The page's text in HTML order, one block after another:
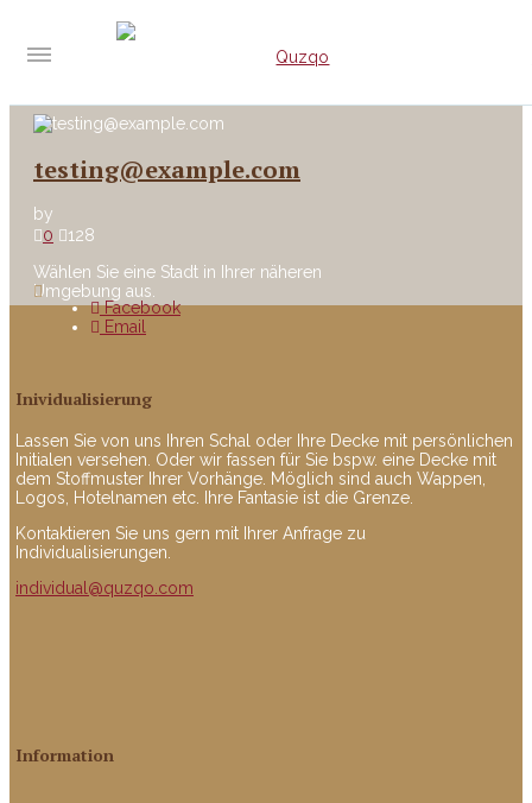
testing@example.com
by
0
128
Wählen Sie eine Stadt in Ihrer näheren
Umgebung aus.
Facebook
Email
Inividualisierung
Lassen Sie von uns Ihren Schal oder Ihre Decke mit persönlichen
Initialen versehen. Oder wir fassen für Sie bspw. eine Decke mit
dem Stoffmuster Ihrer Vorhänge. Möglich sind auch Wappen,
Logos, Hotelnamen etc. Ihre Fantasie ist die Grenze.
Kontaktieren Sie uns gern mit Ihrer Anfrage zu
Individualisierungen.
individual@quzqo.com
Information